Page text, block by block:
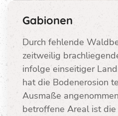
Gabionen
Durch fehlende
zeitweilig
infolge einseitiger
hat die Bodenerosion
Ausmaße
betroffene Areal ist